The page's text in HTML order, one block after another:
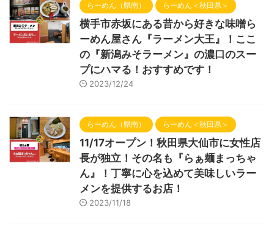
らーめん（県南） らーめん＜秋田県＞
横手市赤坂にある昔から好きな味噌ら
ーめん屋さん『ラーメン大王』！ここ
の『新潟みそラーメン』の濃口のスー
プにハマる！おすすめです！
2023/12/24
らーめん（県南） らーめん＜秋田県＞
11/17オープン！秋田県大仙市に女性店
長が独立！その名も『らぁ麺まっちゃ
ん』！丁寧に心を込めて美味しいラー
メンを提供するお店！
2023/11/18